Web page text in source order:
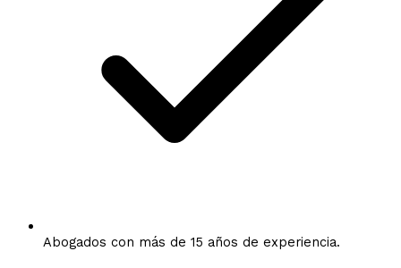
Abogados con más de 15 años de experiencia.